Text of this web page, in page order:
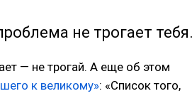
не трогает
— не трогай. А еще об этом
к великому»: «Список того,